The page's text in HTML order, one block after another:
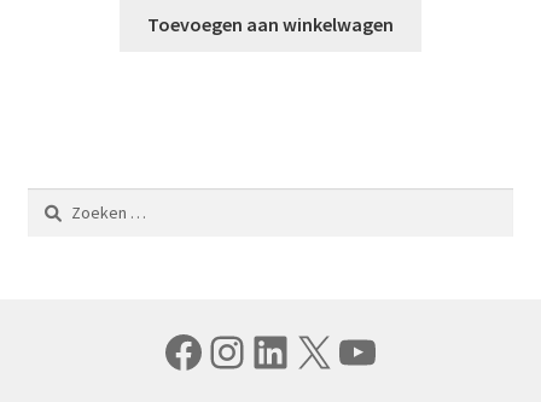
Toevoegen aan winkelwagen
Zoeken
naar:
Facebook
Instagram
LinkedIn
X YouTube